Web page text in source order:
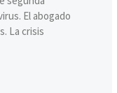
El abogado
La crisis